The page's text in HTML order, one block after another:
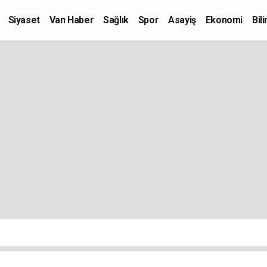
Siyaset Van Haber Sağlık Spor Asayiş Ekonomi